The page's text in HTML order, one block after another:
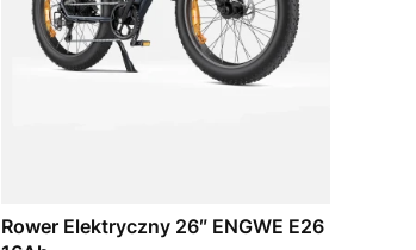
Rower Elektryczny 26″ ENGWE E26